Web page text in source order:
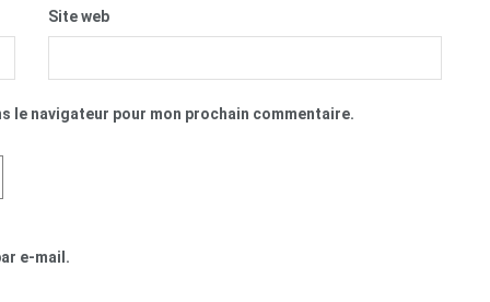
Site web
le navigateur pour mon prochain commentaire.
e-mail.